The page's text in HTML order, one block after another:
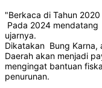
"Berkaca di Tahun
Pada 2024
ujarnya.
Dikatakan Bung Karna,
Daerah akan menjadi
mengingat bantuan
penurunan.